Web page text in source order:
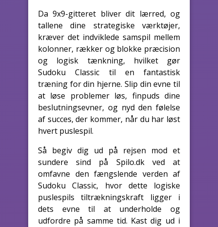
Da 9x9-gitteret bliver dit lærred, og
tallene dine strategiske værktøjer,
kræver det indviklede samspil mellem
kolonner, rækker og blokke præcision
og logisk tænkning, hvilket gør
Sudoku Classic til en fantastisk
træning for din hjerne. Slip din evne til
at løse problemer løs, finpuds dine
beslutningsevner, og nyd den følelse
af succes, der kommer, når du har løst
hvert puslespil.
Så begiv dig ud på rejsen mod et
sundere sind på Spilo.dk ved at
omfavne den fængslende verden af
Sudoku Classic, hvor dette logiske
puslespils tiltrækningskraft ligger i
dets evne til at underholde og
udfordre på samme tid. Kast dig ud i